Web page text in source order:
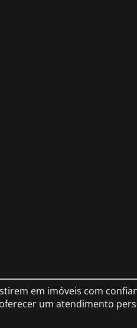
em imóveis com
um atendimento